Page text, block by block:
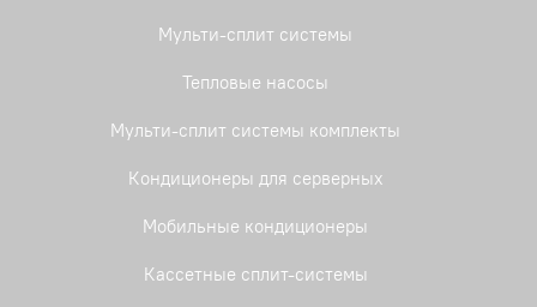
Мульти-сплит системы
Тепловые насосы
Мульти-сплит системы комплекты
Кондиционеры для серверных
Мобильные кондиционеры
Кассетные сплит-системы